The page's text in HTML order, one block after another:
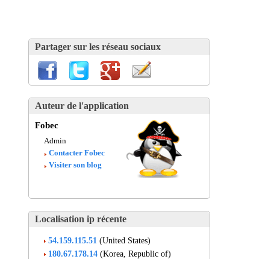
Partager sur les réseau sociaux
Auteur de l'application
Fobec
Admin
Contacter Fobec
Visiter son blog
Localisation ip récente
54.159.115.51 (United States)
180.67.178.14 (Korea, Republic of)